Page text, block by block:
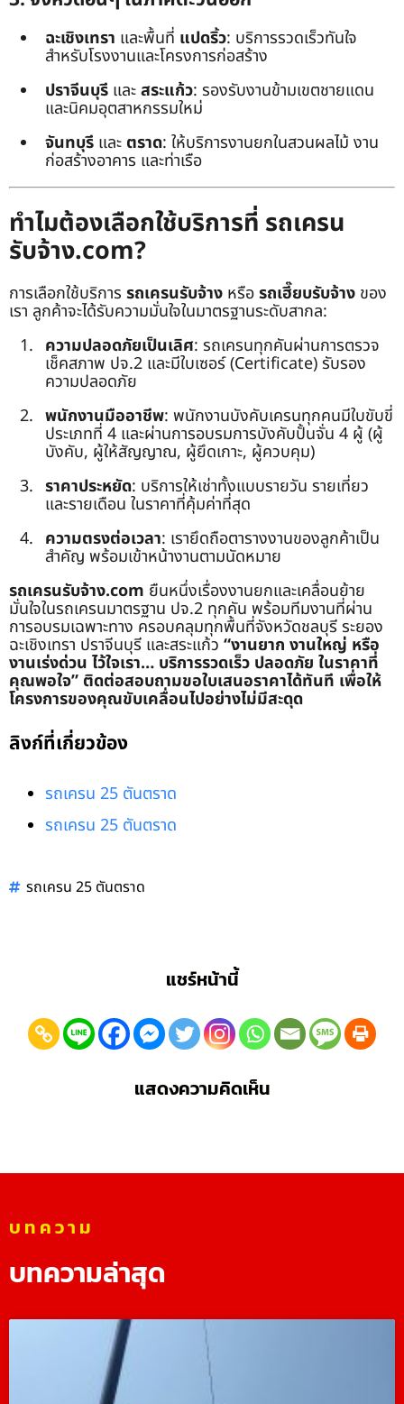
ฉะเชิงเทรา และพื้นที่ แปดริ้ว: บริการรวดเร็วทันใจ
สำหรับโรงงานและโครงการก่อสร้าง
ปราจีนบุรี และสระแก้ว: รองรับงานข้ามเขตชายแดน
และนิคมอุตสาหกรรมใหม่
จันทบุรี และ ตราด: ให้บริการงานยกในสวนผลไม้ งาน
ก่อสร้างอาคาร และท่าเรือ
ทำไมต้องเลือกใช้บริการที่ รถเครน
รับจ้าง.com?
การเลือกใช้บริการ รถเครนรับจ้าง หรือรถเฮี๊ยบรับจ้าง ของ
เรา ลูกค้าจะได้รับความมั่นใจในมาตรฐานระดับสากล:
ความปลอดภัยเป็นเลิศ: รถเครนทุกคันผ่านการตรวจ
เช็คสภาพ ปจ.2 และมีใบเซอร์ (Certificate) รับรอง
ความปลอดภัย
พนักงานมืออาชีพ: พนักงานบังคับเครนทุกคนมีใบขับขี่
ประเภทที่ 4 และผ่านการอบรมการบังคับปั้นจั่น 4 ผู้ (ผู้
บังคับ, ผู้ให้สัญญาณ, ผู้ยึดเกาะ, ผู้ควบคุม)
ราคาประหยัด: บริการให้เช่าทั้งแบบรายวัน รายเที่ยว
และรายเดือน ในราคาที่คุ้มค่าที่สุด
ความตรงต่อเวลา: เรายึดถือตารางงานของลูกค้าเป็น
สำคัญ พร้อมเข้าหน้างานตามนัดหมาย
รถเครนรับจ้าง.com ยืนหนึ่งเรื่องงานยกและเคลื่อนย้าย
มั่นใจในรถเครนมาตรฐาน ปจ.2 ทุกคัน พร้อมทีมงานที่ผ่าน
การอบรมเฉพาะทาง ครอบคลุมทุกพื้นที่จังหวัดชลบุรี ระยอง
ฉะเชิงเทรา ปราจีนบุรี และสระแก้ว “งานยาก งานใหญ่ หรือ
งานเร่งด่วน ไว้ใจเรา… บริการรวดเร็ว ปลอดภัย ในราคาที่
คุณพอใจ” ติดต่อสอบถามขอใบเสนอราคาได้ทันที เพื่อให้
โครงการของคุณขับเคลื่อนไปอย่างไม่มีสะดุด
ลิงก์ที่เกี่ยวข้อง
รถเครน 25 ตันตราด
รถเครน 25 ตันตราด
รถเครน 25 ตันตราด
แชร์หน้านี้
แสดงความคิดเห็น
บทความ
บทความล่าสุด